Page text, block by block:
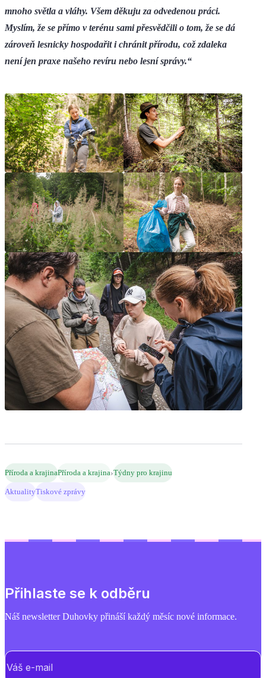
mnoho světla a vláhy. Všem děkuju za odvedenou práci.
Myslím, že se přímo v terénu sami přesvědčili o tom, že se dá
zároveň lesnicky hospodařit i chránit přírodu, což zdaleka
není jen praxe našeho revíru nebo lesní správy.“
Příroda a krajinaPříroda a krajina›Týdny pro krajinu
AktualityTiskové zprávy
Přihlaste se k odběru
Náš newsletter Duhovky přináší každý měsíc nové informace.
E-mail